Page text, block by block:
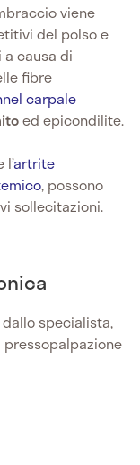
viene
del polso e
causa di
fibre
carpale
ed epicondilite.
artrite
, possono
sollecitazioni.
specialista,